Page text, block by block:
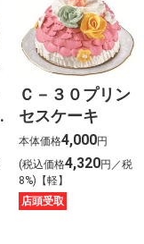
Ｃ－３０プリン
セスケーキ
本体価格4,000円
(税込価格4,320円／税
8%)【軽】
店頭受取